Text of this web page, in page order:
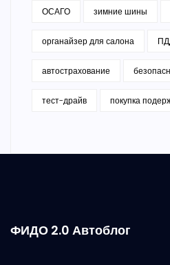
ОСАГО зимние шины
органайзер для салона
автострахование
тест-драйв покупка
ФИДО 2.0 Автоблог